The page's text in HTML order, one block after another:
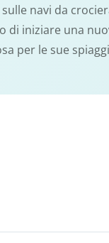
navi da
di iniziare una
per le sue